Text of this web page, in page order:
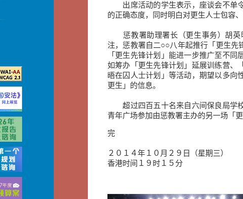
出席活动的学生表示，座谈会不单令
的正确态度，同时明白对更生人士包容
惩教署助理署长（更生事务）胡英
注，惩教署自二○○八年起推行「更生先
「更生先锋计划」能进一步推广至不同
如筹办「更生先锋计划」延展训练营、
晤在囚人士计划」等活动，期望以多向
更生」的信息。
超过四百五十名来自六间保良局学校
青年广场参加由惩教署主办的另一场「
完
２０１４年１０月２９日（星期三）
香港时间１９时１５分